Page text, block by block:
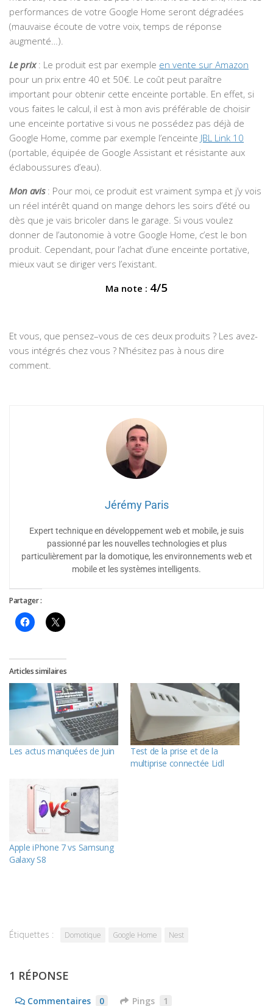
performances de votre Google Home seront dégradées
(mauvaise écoute de votre voix, temps de réponse
augmenté…).
Le prix: Le produit est par exemple en vente sur Amazon
pour un prix entre 40 et 50€. Le coût peut paraître
important pour obtenir cette enceinte portable. En effet, si
vous faites le calcul, il est à mon avis préférable de choisir
une enceinte portative si vous ne possédez pas déjà de
Google Home, comme par exemple l’enceinte JBL Link 10
(portable, équipée de Google Assistant et résistante aux
éclaboussures d’eau).
Mon avis: Pour moi, ce produit est vraiment sympa et j’y vois
un réel intérêt quand on mange dehors les soirs d’été ou
dès que je vais bricoler dans le garage. Si vous voulez
donner de l’autonomie à votre Google Home, c’est le bon
produit. Cependant, pour l’achat d’une enceinte portative,
mieux vaut se diriger vers l’existant.
Ma note : 4/5
Et vous, que pensez–vous de ces deux produits ? Les avez-
vous intégrés chez vous ? N’hésitez pas à nous dire
comment.
Jérémy Paris
Expert technique en développement web et mobile, je suis
passionné par les nouvelles technologies et plus
particulièrement par la domotique, les environnements web et
mobile et les systèmes intelligents.
Partager :
Articles similaires
Les actus manquées de Juin
Test de la prise et de la
multiprise connectée Lidl
Apple iPhone 7 vs Samsung
Galaxy S8
Étiquettes : Domotique Google Home Nest
1 RÉPONSE
Commentaires 0 Pings 1